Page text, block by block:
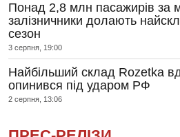
Понад 2,8 млн пасажирів за
залізничники долають
сезон
3 серпня, 19:00
Найбільший склад Rozetka
опинився під ударом РФ
2 серпня, 13:06